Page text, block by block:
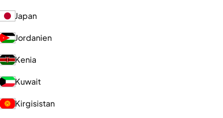
Japan
Jordanien
Kenia
Kuwait
Kirgisistan